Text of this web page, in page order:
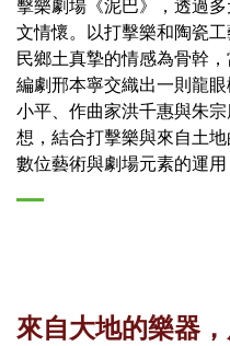
擊樂劇場《泥巴》，透過
文情懷。以打擊樂和陶瓷
民鄉土真摯的情感為骨幹
編劇邢本寧交織出一則龍
小平、作曲家洪千惠與朱
想，結合打擊樂與來自土
數位藝術與劇場元素的運
來自大地的樂器